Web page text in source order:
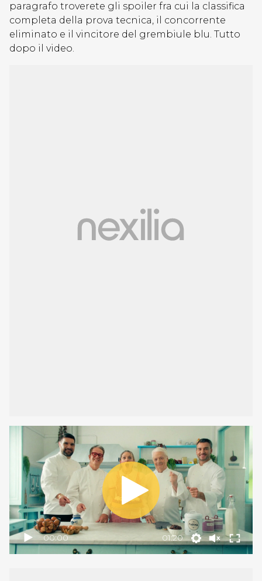
paragrafo troverete gli spoiler fra cui la classifica
completa della prova tecnica, il concorrente
eliminato e il vincitore del grembiule blu. Tutto
dopo il video.
00:00 01:20